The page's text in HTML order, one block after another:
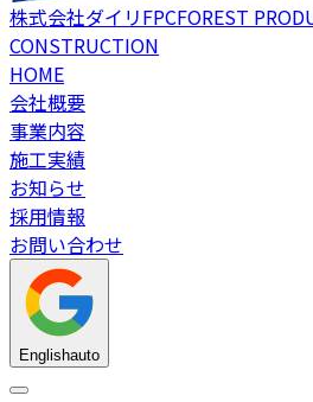
株式会社ダイリFPCFOREST
CONSTRUCTION
HOME
会社概要
事業内容
施工実績
お知らせ
採用情報
お問い合わせ
Englishauto